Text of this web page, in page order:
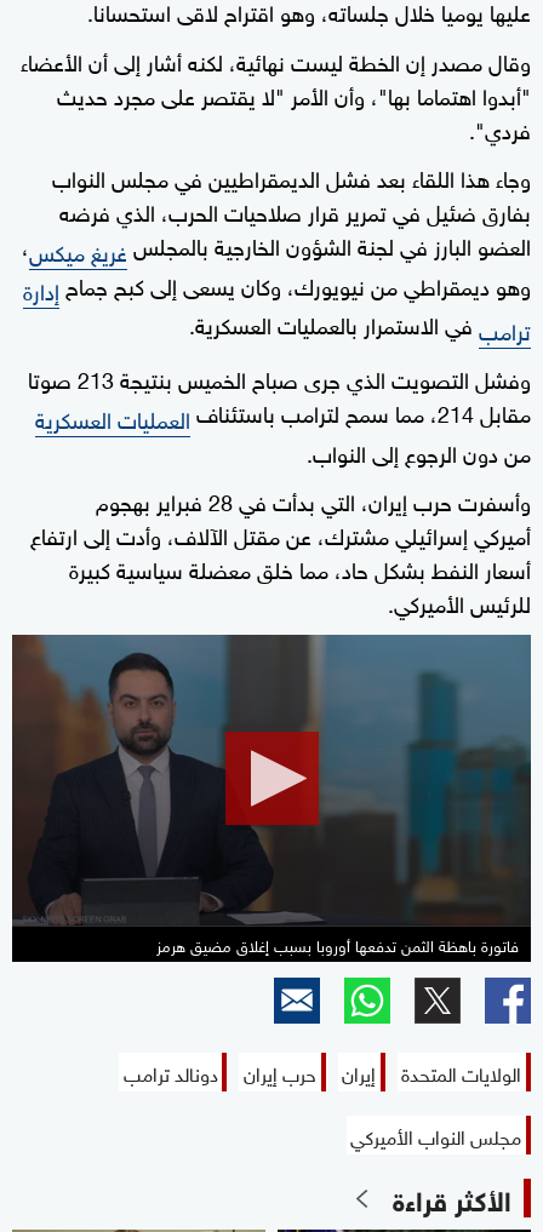
عليها يوميا خلال جلساته، وهو اقتراح لاقى استحسانا.
وقال مصدر إن الخطة ليست نهائية، لكنه أشار إلى أن الأعضاء
"أبدوا اهتماما بها"، وأن الأمر "لا يقتصر على مجرد حديث
فردي".
وجاء هذا اللقاء بعد فشل الديمقراطيين في مجلس النواب
بفارق ضئيل في تمرير قرار صلاحيات الحرب، الذي فرضه
العضو البارز في لجنة الشؤون الخارجية بالمجلسغريغ ميكس،
وهو ديمقراطي من نيويورك، وكان يسعى إلى كبح جماح إدارة
ترامبفي الاستمرار بالعمليات العسكرية.
وفشل التصويت الذي جرى صباح الخميس بنتيجة 213 صوتا
مقابل 214، مما سمح لترامب باستئناف
العمليات العسكرية
من دون الرجوع إلى النواب.
وأسفرت حرب إيران، التي بدأت في 28 فبراير بهجوم
أميركي إسرائيلي مشترك، عن مقتل الآلاف، وأدت إلى ارتفاع
أسعار النفط بشكل حاد، مما خلق معضلة سياسية كبيرة
للرئيس الأميركي.
seconds
minute,
seconds
فاتورة باهظة الثمن تدفعها أوروبا بسبب إغلاق مضيق هرمز
الولايات المتحدة إيران حرب إيران
دونالد ترامب
مجلس النواب الأميركي
الأكثر قراءة